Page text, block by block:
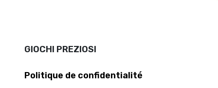
GIOCHI PREZIOSI
Politique de confidentialité